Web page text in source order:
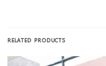
RELATED PRODUCTS